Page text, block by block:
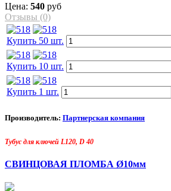
Цена: 540 руб
Отзывы (0)
Купить 50 шт.
Купить 10 шт.
Купить 1 шт.
Производитель: Партнерская компания
Тубус для ключей L120, D 40
СВИНЦОВАЯ ПЛОМБА Ø10мм